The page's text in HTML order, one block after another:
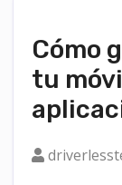
Cómo
tu